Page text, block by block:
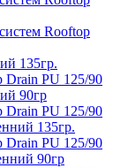
Rooftop
135гр.
Drain PU 125/90
90гр
Drain PU 125/90
135гр.
Drain PU 125/90
90гр